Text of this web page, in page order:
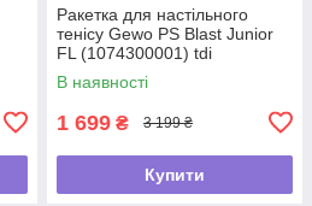
Ракетка для настільного
тенісу Gewo PS Blast Junior
FL (1074300001) tdi
В наявності
1 699 ₴ 3 199 ₴
Купити